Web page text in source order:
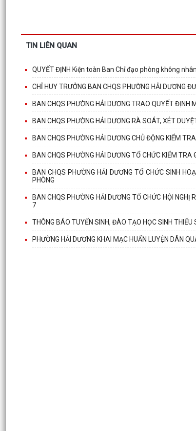
TIN LIÊN QUAN
QUYẾT ĐỊNH Kiện toàn Ban Chỉ đạo phòng không
CHỈ HUY TRƯỞNG BAN CHQS PHƯỜNG HẢI DƯƠNG
BAN CHQS PHƯỜNG HẢI DƯƠNG TRAO QUYẾT ĐỊNH
BAN CHQS PHƯỜNG HẢI DƯƠNG RÀ SOÁT, XÉT
BAN CHQS PHƯỜNG HẢI DƯƠNG CHỦ ĐỘNG KIỂM
BAN CHQS PHƯỜNG HẢI DƯƠNG TỔ CHỨC KIỂM
BAN CHQS PHƯỜNG HẢI DƯƠNG TỔ CHỨC SINH
PHÒNG
BAN CHQS PHƯỜNG HẢI DƯƠNG TỔ CHỨC HỘI
7
THÔNG BÁO TUYỂN SINH, ĐÀO TẠO HỌC SINH
PHƯỜNG HẢI DƯƠNG KHAI MẠC HUẤN LUYỆN DÂN